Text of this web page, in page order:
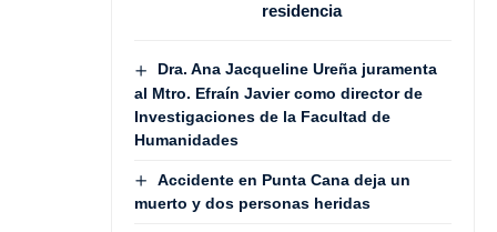
residencia
Dra. Ana Jacqueline Ureña juramenta
al Mtro. Efraín Javier como director de
Investigaciones de la Facultad de
Humanidades
Accidente en Punta Cana deja un
muerto y dos personas heridas